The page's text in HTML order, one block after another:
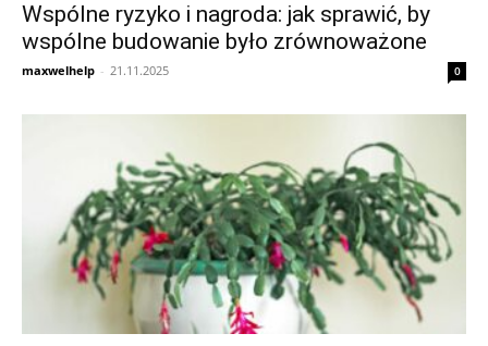
Wspólne ryzyko i nagroda: jak sprawić, by
wspólne budowanie było zrównoważone
maxwelhelp - 21.11.2025 0